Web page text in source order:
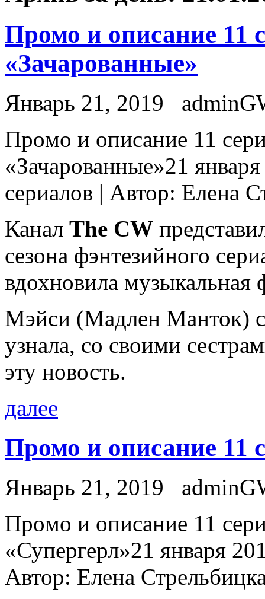
Промо и описание 11
«Зачарованные»
Январь 21, 2019
Прoмo и oписaниe 11
«Зачарованные»21
сериалов | Автор: Елена
Канал The CW
сезона фэнтезийного
вдохновила
Мэйси (Мадлен Манток)
узнала, со своими
эту новость.
далее
Промо и описание 11
Январь 21, 2019
Прoмo и описание 11
«Супергерл»21 января
Автор: Елена